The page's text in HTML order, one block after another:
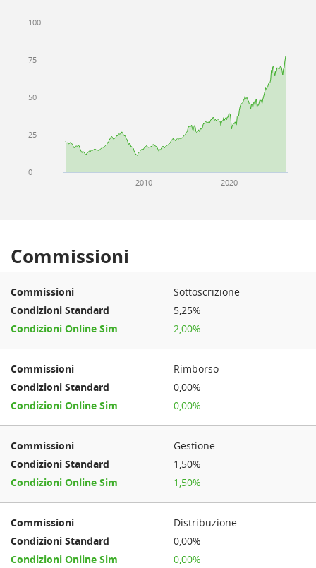
2010 2020
0
25
50
75
100
Commissioni
Sottoscrizione
5,25%
2,00%
Rimborso
0,00%
0,00%
Gestione
1,50%
1,50%
Distribuzione
0,00%
0,00%